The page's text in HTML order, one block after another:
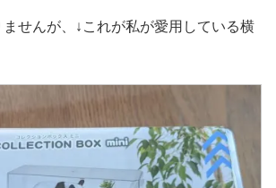
ませんが、↓これが私が愛用している横